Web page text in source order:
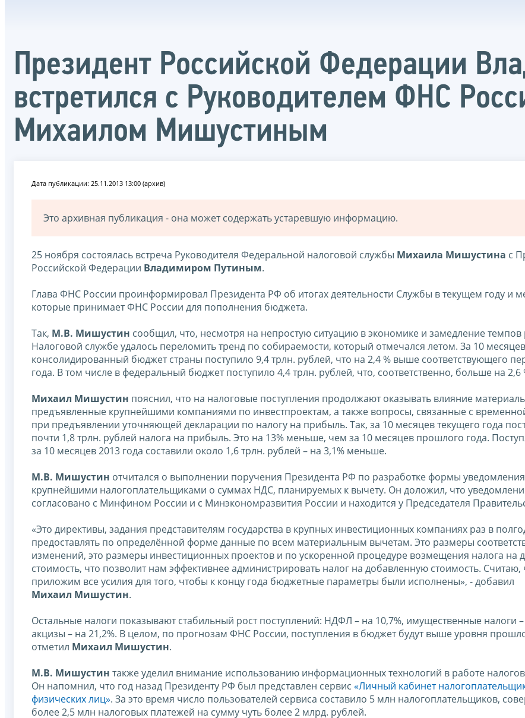
Президент Российской Федерации
встретился с Руководителем ФНС
Михаилом Мишустиным
Дата публикации: 25.11.2013 13:00 (архив)
Это архивная публикация - она может содержать устаревшую информацию.
25 ноября состоялась встреча Руководителя Федеральной налоговой службы Михаила Мишустина с
Российской Федерации Владимиром Путиным.
Глава ФНС России проинформировал Президента РФ об итогах деятельности Службы в текущем году и
которые принимает ФНС России для пополнения бюджета.
Так, М.В. Мишустин сообщил, что, несмотря на непростую ситуацию в экономике и замедление темпов
Налоговой службе удалось переломить тренд по собираемости, который отмечался летом. За 10 месяцев
консолидированный бюджет страны поступило 9,4 трлн. рублей, что на 2,4 % выше соответствующего
года. В том числе в федеральный бюджет поступило 4,4 трлн. рублей, что, соответственно, больше на 2,6
Михаил Мишустин пояснил, что на налоговые поступления продолжают оказывать влияние
предъявленные крупнейшими компаниями по инвестпроектам, а также вопросы, связанные с
при предъявлении уточняющей декларации по налогу на прибыль. Так, за 10 месяцев текущего года
почти 1,8 трлн. рублей налога на прибыль. Это на 13% меньше, чем за 10 месяцев прошлого года.
за 10 месяцев 2013 года составили около 1,6 трлн. рублей – на 3,1% меньше.
М.В. Мишустин отчитался о выполнении поручения Президента РФ по разработке формы уведомления
крупнейшими налогоплательщиками о суммах НДС, планируемых к вычету. Он доложил, что
согласовано с Минфином России и с Минэкономразвития России и находится у Председателя
«Это директивы, задания представителям государства в крупных инвестиционных компаниях раз в
предоставлять по определённой форме данные по всем материальным вычетам. Это размеры
изменений, это размеры инвестиционных проектов и по ускоренной процедуре возмещения налога на
стоимость, что позволит нам эффективнее администрировать налог на добавленную стоимость.
приложим все усилия для того, чтобы к концу года бюджетные параметры были исполнены», - добавил
Михаил Мишустин.
Остальные налоги показывают стабильный рост поступлений: НДФЛ – на 10,7%, имущественные налоги –
акцизы – на 21,2%. В целом, по прогнозам ФНС России, поступления в бюджет будут выше уровня
отметил Михаил Мишустин.
М.В. Мишустин также уделил внимание использованию информационных технологий в работе
Он напомнил, что год назад Президенту РФ был представлен сервис «Личный кабинет
физических лиц». За это время число пользователей сервиса составило 5 млн налогоплательщиков,
более 2,5 млн налоговых платежей на сумму чуть более 2 млрд. рублей.